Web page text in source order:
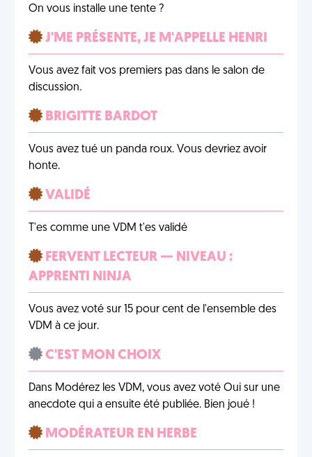
On vous installe une tente ?
J'ME PRÉSENTE, JE M'APPELLE HENRI
Vous avez fait vos premiers pas dans le salon de
discussion.
BRIGITTE BARDOT
Vous avez tué un panda roux. Vous devriez avoir
honte.
VALIDÉ
T'es comme une VDM t'es validé
FERVENT LECTEUR — NIVEAU :
APPRENTI NINJA
Vous avez voté sur 15 pour cent de l'ensemble des
VDM à ce jour.
C'EST MON CHOIX
Dans Modérez les VDM, vous avez voté Oui sur une
anecdote qui a ensuite été publiée. Bien joué !
MODÉRATEUR EN HERBE